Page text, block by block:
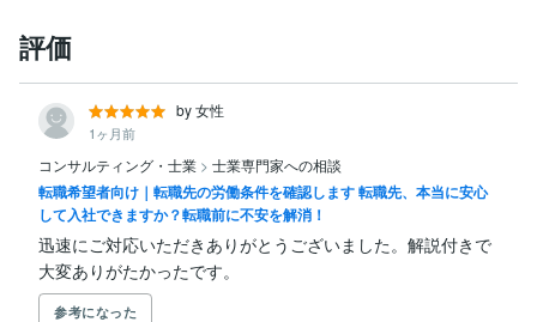
評価
by 女性
1ヶ月前
コンサルティング・士業 > 士業専門家への相談
転職希望者向け｜転職先の労働条件を確認します 転職先、本当に安心
して入社できますか？転職前に不安を解消！
迅速にご対応いただきありがとうございました。解説付きで
大変ありがたかったです。
参考になった